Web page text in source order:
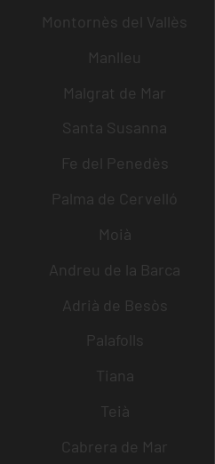
Montornès del Vallès
Manlleu
Malgrat de Mar
Santa Susanna
Fe del Penedès
Palma de Cervelló
Moià
Andreu de la Barca
Adrià de Besòs
Palafolls
Tiana
Teià
Cabrera de Mar